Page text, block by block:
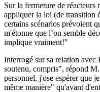
Sur la fermeture de
appliquer la loi (de transition
certains scénarios prévoient
m'étonne que l’on semble
implique vraiment!"
Interrogé sur sa relation
soutenu, compris", répond
personnel, j'ose espérer que
même manière" qu'avant